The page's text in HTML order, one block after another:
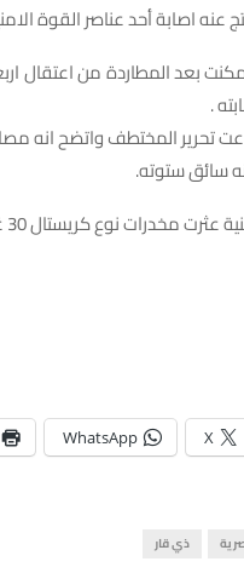
عنه اصابة أحد عناصر القوة
بعد المطاردة من اعتقال
تحرير المختطف واتضح انه
سائق ستوته.
نوع كريستال 30 غرام واسلحة نارية .
X
WhatsApp
ذي قار